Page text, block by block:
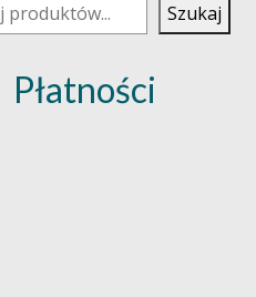
Szukaj
Płatności